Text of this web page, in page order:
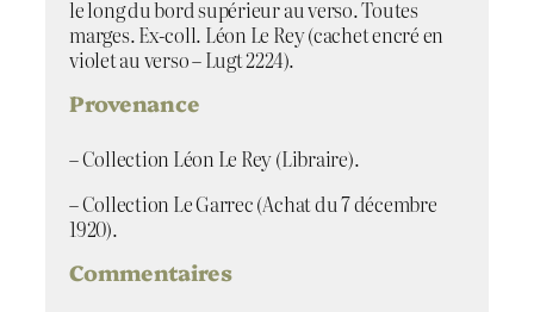
le long du bord supérieur au verso. Toutes
marges. Ex-coll. Léon Le Rey (cachet encré en
violet au verso – Lugt 2224).
Provenance
– Collection Léon Le Rey (Libraire).
– Collection Le Garrec (Achat du 7 décembre
1920).
Commentaires